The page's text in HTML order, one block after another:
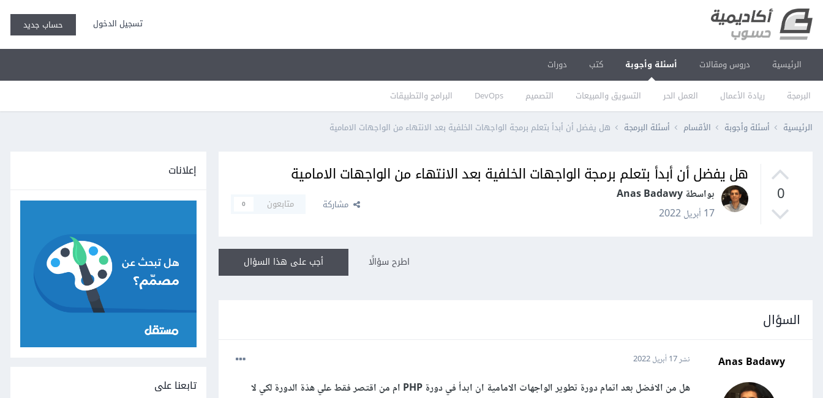
تسجيل الدخول حساب جديد
الرئيسية دروس ومقالات أسئلة وأجوبة
البرمجة ريادة الأعمال العمل الحر التسويق والمبيعات التصميم DevOps البرامج والتطبيقات
كتب دورات
الرئيسية أسئلة وأجوبة الأقسام أسئلة البرمجة هل يفضل أن أبدأ بتعلم برمجة الواجهات الخلفية بعد الانتهاء من الواجهات الامامية
0
هل يفضل أن أبدأ بتعلم برمجة الواجهات الخلفية بعد الانتهاء من الواجهات الامامية
بواسطة Anas Badawy
17 أبريل 2022
مشاركة متابعون 0
أجب على هذا السؤال اطرح سؤالًا
السؤال
Anas Badawy نشر17 أبريل 2022
هل من الافضل بعد اتمام دورة تطوير الواجهات الامامية ان ابدأ في دورة PHP ام من اقتصر فقط علي هذة الدورة لكي لا
إعلانات
تابعنا على